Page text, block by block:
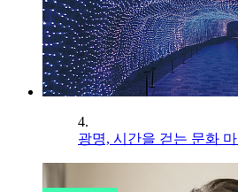
4.
광명, 시간을 걷는 문화